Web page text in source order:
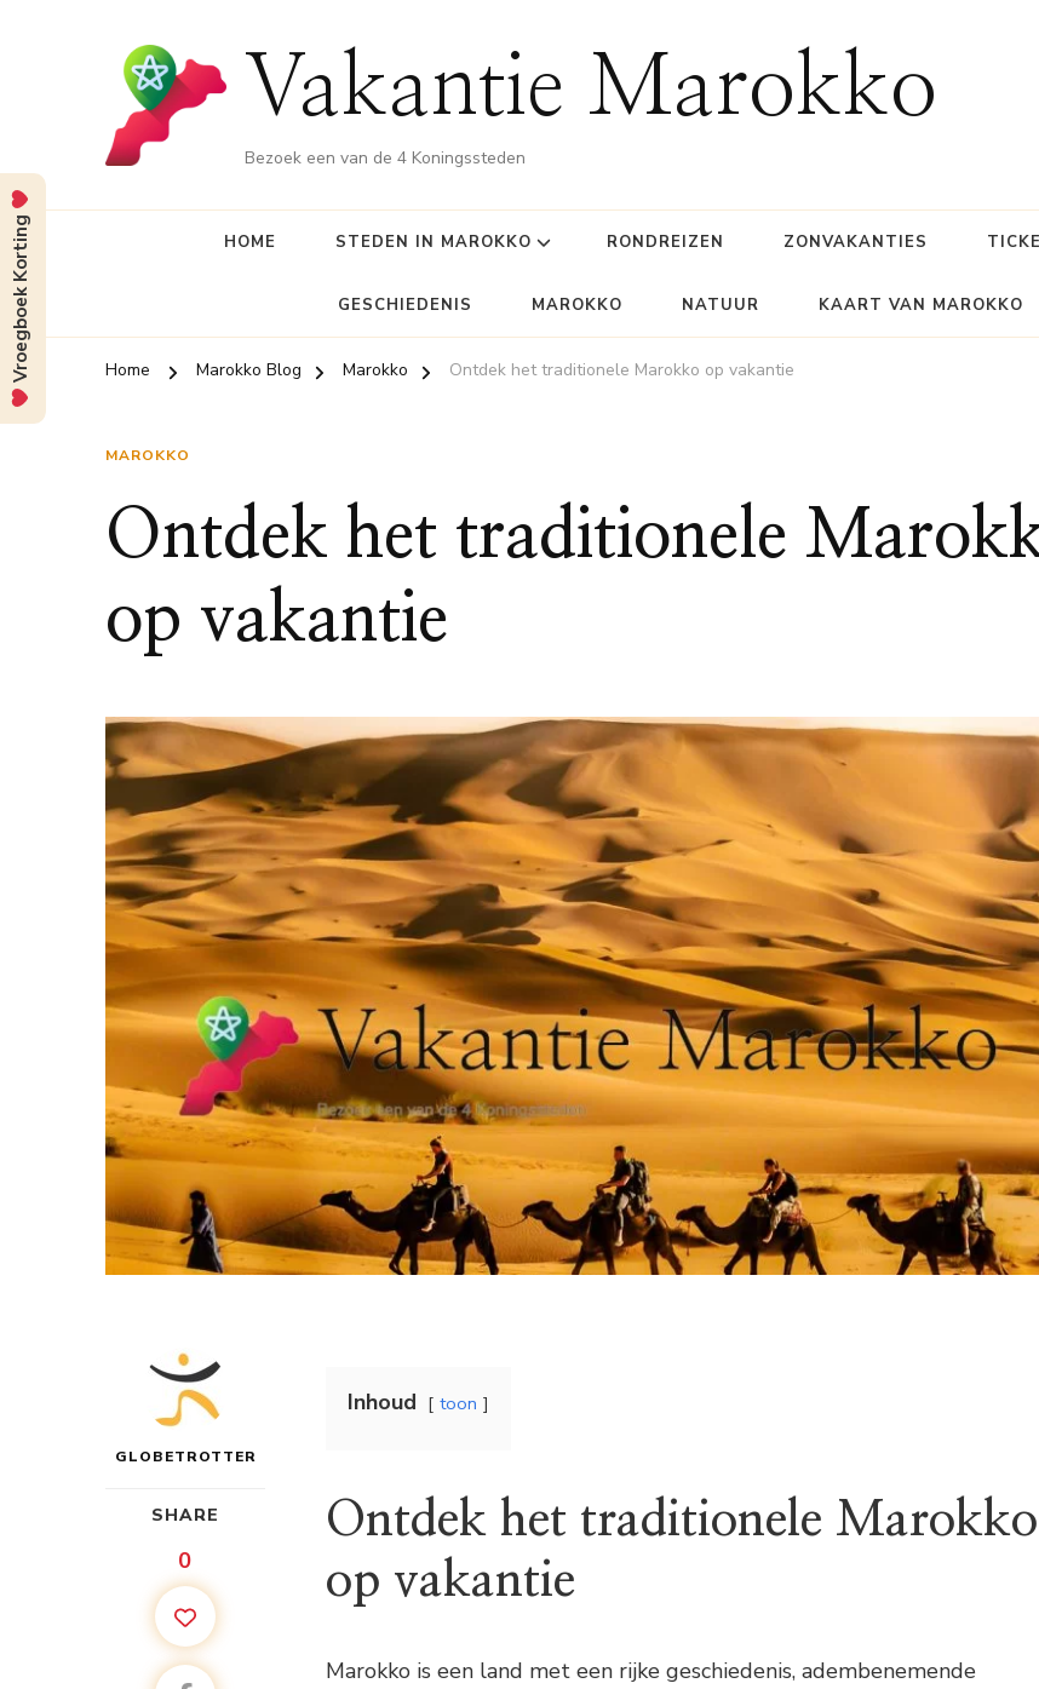
Vakantie Marokko
Bezoek een van de 4 Koningssteden
HOME STEDEN IN MAROKKO RONDREIZEN ZONVAKANTIES
GESCHIEDENIS MAROKKO NATUUR KAART VAN MAROKKO
Home Marokko Blog Marokko Ontdek het traditionele Marokko op vakantie
MAROKKO
Ontdek het traditionele
op vakantie
GLOBETROTTER
SHARE
0
Inhoud toon
Ontdek het traditionele Marokko
op vakantie
Marokko is een land met een rijke geschiedenis, adembenemende
Vroegboek Korting